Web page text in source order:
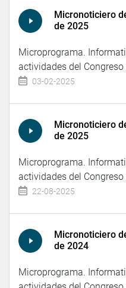
Micronoticiero
de 2025
Microprograma.
actividades del
03-02-2025
Micronoticiero
de 2025
Microprograma.
actividades del
22-08-2025
Micronoticiero
de 2024
Microprograma.